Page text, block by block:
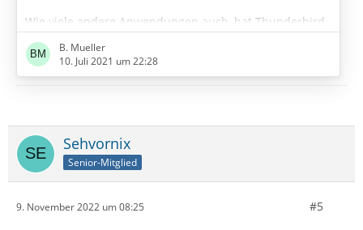
Wie viele andere Anwendungen auch, hat Thunderbird
u. a. die Aufgabe, Inhalte auf dem Bildschirm
darzustellen. Schaut man sich hier im Forum diverse
Screenshots an und liest die Hilferufe über viel zu
kleine Schrift, wird klar, daß es da einiges zu verbessern
Einstellung sollte man sich aber etwas näher mit den
Grundlagen…
B. Mueller
10. Juli 2021 um 22:28
Sehvornix
Senior-Mitglied
9. November 2022 um 08:25 #5